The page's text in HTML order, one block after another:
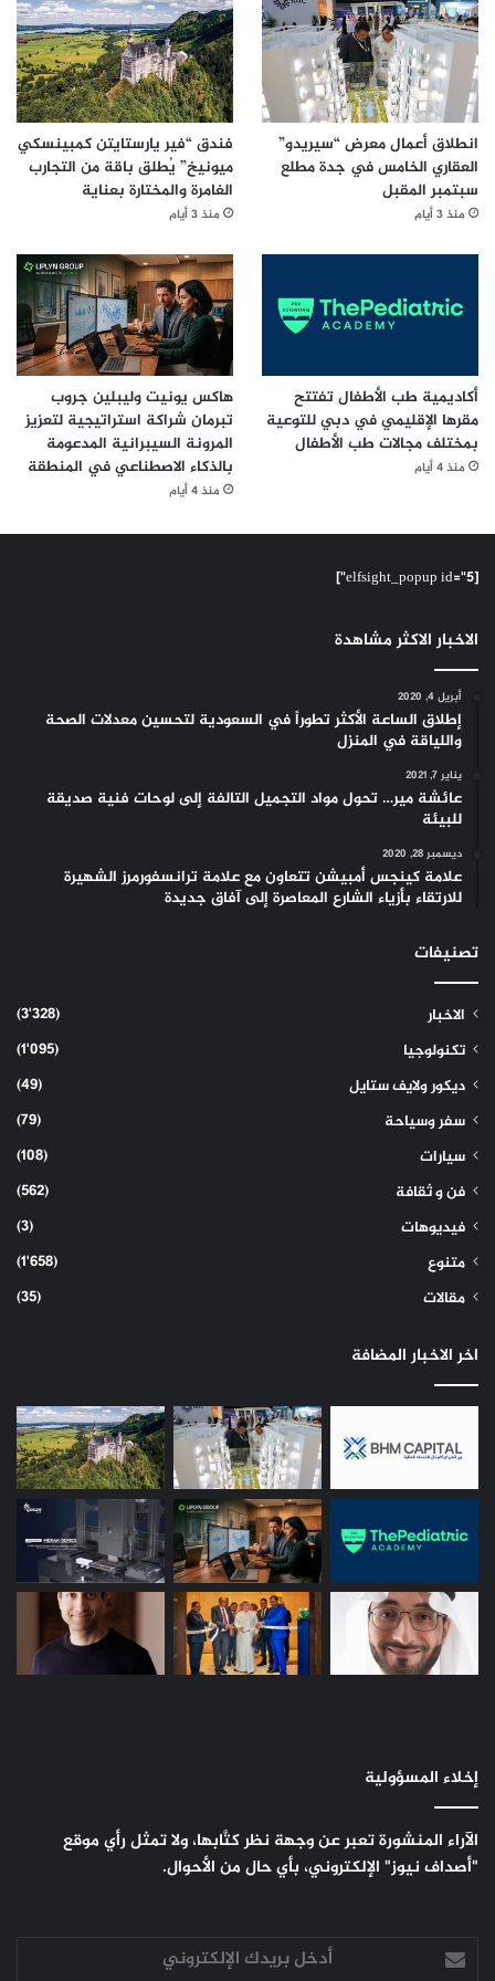
انطلاق أعمال معرض “سيريدو”
العقاري الخامس في جدة مطلع
سبتمبر المقبل
منذ 3 أيام
فندق “فير يارستايتن كمبينسكي
ميونيخ” يُطلق باقة من التجارب
الغامرة والمختارة بعناية
منذ 3 أيام
أكاديمية طب الأطفال تفتتح
مقرها الإقليمي في دبي للتوعية
بمختلف مجالات طب الأطفال
منذ 4 أيام
هاكس يونيت وليبلين جروب
تبرمان شراكة استراتيجية لتعزيز
المرونة السيبرانية المدعومة
بالذكاء الاصطناعي في المنطقة
منذ 4 أيام
[elfsight_popup id="5"]
الاخبار الاكثر مشاهدة
أبريل 4, 2020
إطلاق الساعة الأكثر تطوراً في السعودية لتحسين معدلات الصحة
واللياقة في المنزل
يناير 7, 2021
عائشة مير… تحول مواد التجميل التالفة إلى لوحات فنية صديقة
للبيئة
ديسمبر 28, 2020
علامة كينجس أمبيشن تتعاون مع علامة ترانسفورمرز الشهيرة
للارتقاء بأزياء الشارع المعاصرة إلى آفاق جديدة
تصنيفات
الاخبار
(3٬328)
تكنولوجيا
(1٬095)
ديكور ولايف ستايل
(49)
سفر وسياحة
(79)
سيارات
(108)
فن و ثقافة
(562)
فيديوهات
(3)
متنوع
(1٬658)
مقالات
(35)
اخر الاخبار المضافة
إخلاء المسؤولية
الآراء المنشورة تعبر عن وجهة نظر كتَّابها، ولا تمثل رأي موقع
"أصداف نيوز" الإلكتروني، بأي حال من الأحوال.
أدخل
بريدك